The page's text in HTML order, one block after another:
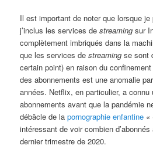
Il est important de noter que lorsque je
j’inclus les services destreaming sur
complètement imbriqués dans la
que les services destreaming se sont
certain point) en raison du
des abonnements est une anomalie
années. Netflix, en particulier, a connu
abonnements avant que la pandémie
débâcle de lapornographie enfantine «
intéressant de voir combien
dernier trimestre de 2020.